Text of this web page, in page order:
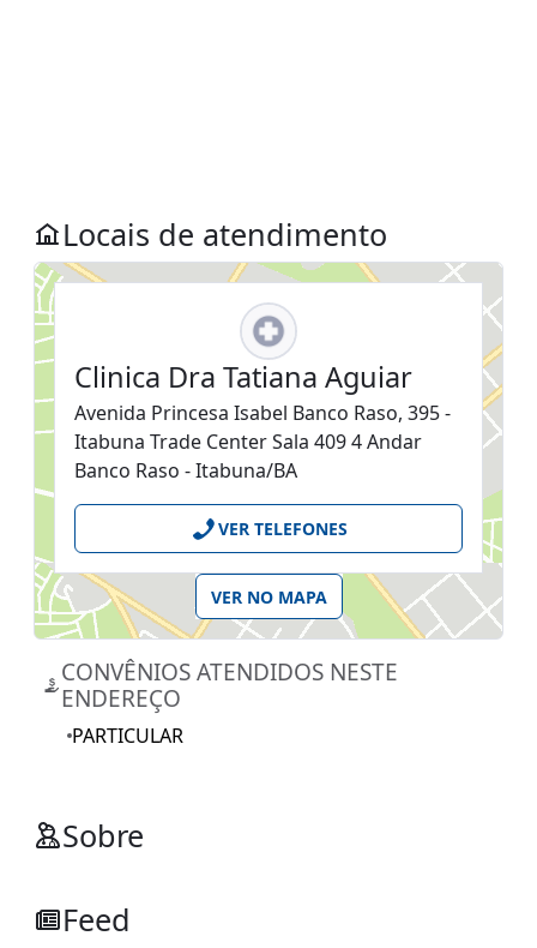
Locais de atendimento
Clinica Dra Tatiana Aguiar
Avenida Princesa Isabel Banco Raso, 395 -
Itabuna Trade Center Sala 409 4 Andar
Banco Raso - Itabuna/BA
VER TELEFONES
VER NO MAPA
CONVÊNIOS ATENDIDOS NESTE
ENDEREÇO
PARTICULAR
Sobre
Feed